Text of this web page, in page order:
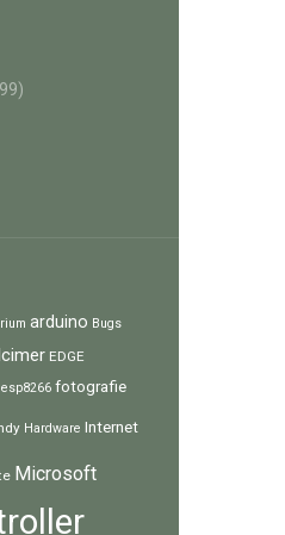
arduino Bugs
EDGE
esp8266 fotografie
Hardware Internet
Microsoft